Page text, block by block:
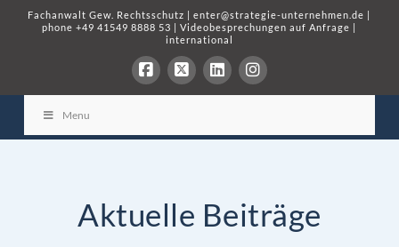
Fachanwalt Gew. Rechtsschutz |enter@strategie-unternehmen.de |
phone+49 41549 8888 53 |Videobesprechungen auf Anfrage |
international
Menu
Aktuelle Beiträge